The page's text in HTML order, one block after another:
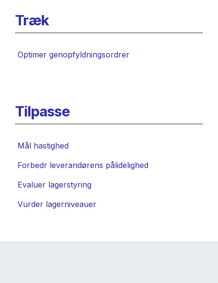
Træk
Optimer genopfyldningsordrer
Tilpasse
Mål hastighed
Forbedr leverandørens pålidelighed
Evaluer lagerstyring
Vurder lagerniveauer